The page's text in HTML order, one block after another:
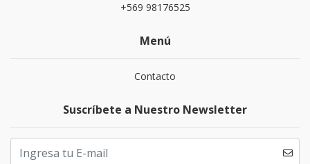
+569 98176525
Menú
Contacto
Suscríbete a Nuestro Newsletter